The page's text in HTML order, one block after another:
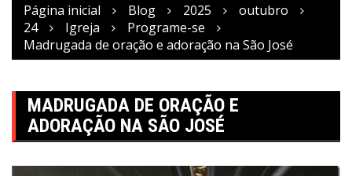
Página inicial Blog 2025
outubro
24
Igreja
Programe-se
Madrugada de oração e adoração na São José
MADRUGADA DE ORAÇÃO E
ADORAÇÃO NA SÃO JOSÉ